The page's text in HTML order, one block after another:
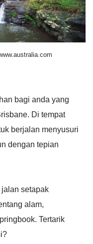
bagi anda yang
Di tempat
berjalan menyusuri
dengan tepian
setapak
alam,
Tertarik